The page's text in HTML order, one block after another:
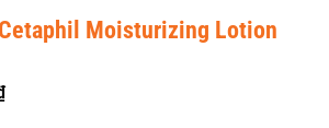
Moisturizing Lotion
Giá
hiện